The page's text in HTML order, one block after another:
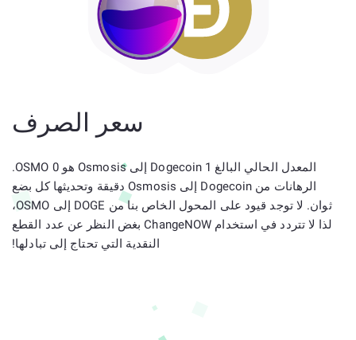
سعر الصرف
المعدل الحالي البالغ 1 Dogecoin إلى Osmosis هو 0 OSMO.
الرهانات من Dogecoin إلى Osmosis دقيقة وتحديثها كل بضع
ثوان. لا توجد قيود على المحول الخاص بنا من DOGE إلى OSMO،
لذا لا تتردد في استخدام ChangeNOW بغض النظر عن عدد القطع
النقدية التي تحتاج إلى تبادلها!